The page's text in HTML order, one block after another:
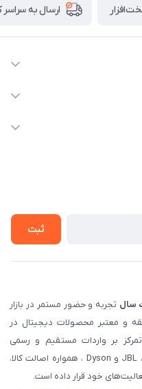
ارسال به
ثبت
سال تجربه و حضور مستمر در بازار
و معتبر محصولات دیجیتال در
بر واردات مستقیم و رسمی
محصولات برندهای مطرح جهانی نظیر JBL ، HP و Dyson ، همواره اصالت کالا،
خود قرار داده است.